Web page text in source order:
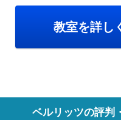
教室を詳し
ベルリッツの評判